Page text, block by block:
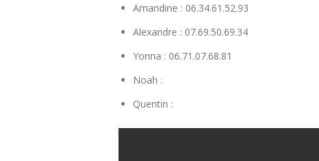
Amandine : 06.34.61.52.93
Alexandre : 07.69.50.69.34
Yonna : 06.71.07.68.81
Noah :
Quentin :